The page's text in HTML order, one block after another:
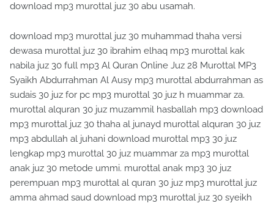
download mp3 murottal juz 30 abu usamah.
download mp3 murottal juz 30 muhammad thaha versi
dewasa murottal juz 30 ibrahim elhaq mp3 murottal kak
nabila juz 30 full mp3 Al Quran Online Juz 28 Murottal MP3
Syaikh Abdurrahman Al Ausy mp3 murottal abdurrahman as
sudais 30 juz for pc mp3 murottal 30 juz h muammar za.
murottal alquran 30 juz muzammil hasballah mp3 download
mp3 murottal juz 30 thaha al junayd murottal alquran 30 juz
mp3 abdullah al juhani download murottal mp3 30 juz
lengkap mp3 murottal 30 juz muammar za mp3 murottal
anak juz 30 metode ummi. murottal anak mp3 30 juz
perempuan mp3 murottal al quran 30 juz mp3 murottal juz
amma ahmad saud download mp3 murottal juz 30 syeikh